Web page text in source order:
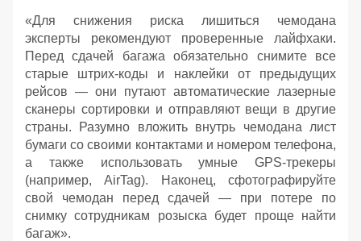
«Для снижения риска лишиться чемодана
эксперты рекомендуют проверенные лайфхаки.
Перед сдачей багажа обязательно снимите все
старые штрих-коды и наклейки от предыдущих
рейсов — они путают автоматические лазерные
сканеры сортировки и отправляют вещи в другие
страны. Разумно вложить внутрь чемодана лист
бумаги со своими контактами и номером телефона,
а также использовать умные GPS-трекеры
(например, AirTag). Наконец, сфотографируйте
свой чемодан перед сдачей — при потере по
снимку сотрудникам розыска будет проще найти
багаж».